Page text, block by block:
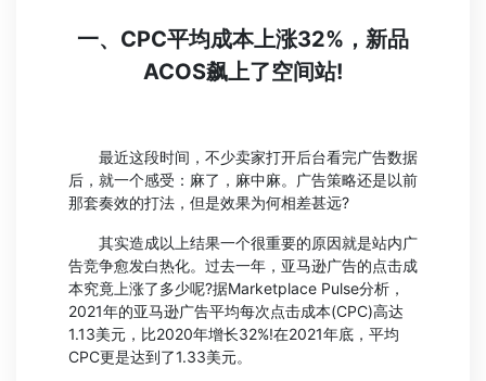
一、CPC平均成本上涨32%，新品
ACOS飙上了空间站!
最近这段时间，不少卖家打开后台看完广告数据
后，就一个感受：麻了，麻中麻。广告策略还是以前
那套奏效的打法，但是效果为何相差甚远?
其实造成以上结果一个很重要的原因就是站内广
告竞争愈发白热化。过去一年，亚马逊广告的点击成
本究竟上涨了多少呢?据Marketplace Pulse分析，
2021年的亚马逊广告平均每次点击成本(CPC)高达
1.13美元，比2020年增长32%!在2021年底，平均
CPC更是达到了1.33美元。